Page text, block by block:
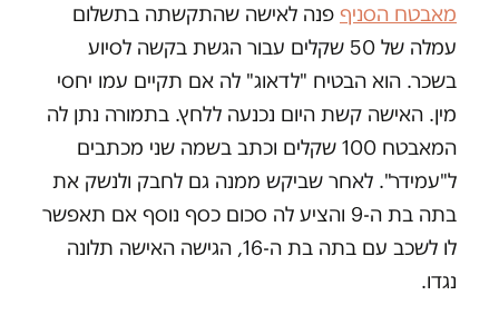
מאבטח הסניף פנה לאישה שהתקשתה בתשלום
עמלה של 50 שקלים עבור הגשת בקשה לסיוע
בשכר. הוא הבטיח "לדאוג" לה אם תקיים עמו יחסי
מין. האישה קשת היום נכנעה ללחץ. בתמורה נתן לה
המאבטח 100 שקלים וכתב בשמה שני מכתבים
ל"עמידר". לאחר שביקש ממנה גם לחבק ולנשק את
בתה בת ה-9 והציע לה סכום כסף נוסף אם תאפשר
לו לשכב עם בתה בת ה-16, הגישה האישה תלונה
נגדו.